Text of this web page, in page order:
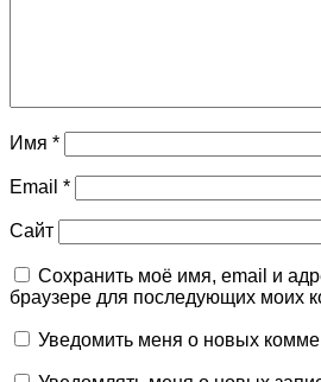
Имя *
Email *
Сайт
Сохранить моё имя, email и
браузере для последующих моих
Уведомить меня о новых